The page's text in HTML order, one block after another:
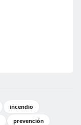
incendio
prevención